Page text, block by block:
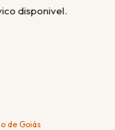
disponivel.
de Goiás